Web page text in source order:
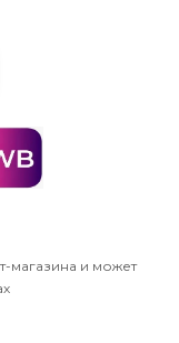
магазина и может